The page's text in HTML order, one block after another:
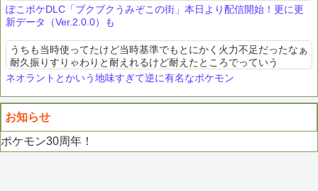
ぽこポケDLC「ブクブクうみぞこの街」本日より配信開始！更に更
新データ（Ver.2.0.0）も
うちも当時使ってたけど当時基準でもとにかく火力不足だったなぁ
耐久振りすりゃわりと耐えれるけど耐えたところでっていう
ネオラントとかいう地味すぎて逆に有名なポケモン
お知らせ
ポケモン30周年！